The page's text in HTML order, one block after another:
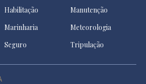
Habilitação
Manutenção
Marinharia
Meteorologia
Seguro Tripulação